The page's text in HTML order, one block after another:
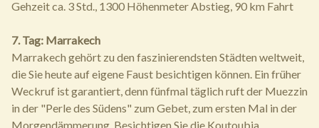
Gehzeit ca. 3 Std., 1300 Höhenmeter Abstieg, 90 km Fahrt
7. Tag: Marrakech
Marrakech gehört zu den faszinierendsten Städten weltweit,
die Sie heute auf eigene Faust besichtigen können. Ein früher
Weckruf ist garantiert, denn fünfmal täglich ruft der Muezzin
in der "Perle des Südens" zum Gebet, zum ersten Mal in der
Morgendämmerung. Besichtigen Sie die Koutoubia